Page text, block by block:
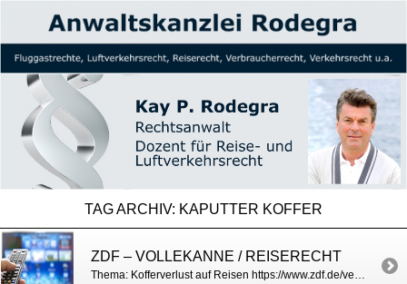
TAG ARCHIV: KAPUTTER KOFFER
ZDF – VOLLEKANNE / REISERECHT
Thema: Kofferverlust auf Reisen https://www.zdf.de/verbraucher/volle-kanne/urlaub-beginnt-koffer-verschwunden-100.html